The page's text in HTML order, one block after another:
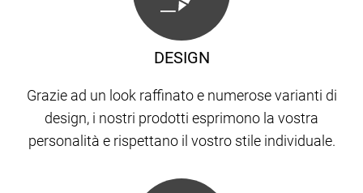
DESIGN
Grazie ad un look raffinato e numerose varianti di
design, i nostri prodotti esprimono la vostra
personalità e rispettano il vostro stile individuale.